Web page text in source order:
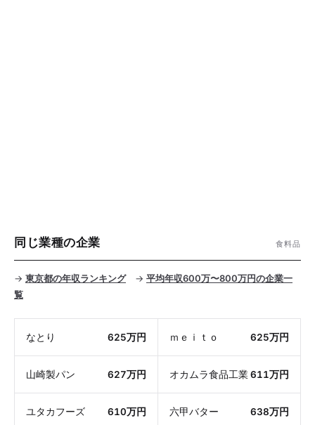
同じ業種の企業 食料品
→ 東京都の年収ランキング→ 平均年収600万〜800万円の企業一
覧
なとり 625万円 ｍｅｉｔｏ 625万円
山崎製パン 627万円 オカムラ食品工業 611万円
ユタカフーズ 610万円 六甲バター 638万円